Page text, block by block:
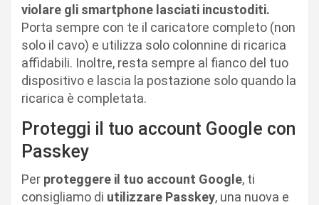
violare gli smartphone lasciati incustoditi.
Porta sempre con te il caricatore completo (non
solo il cavo) e utilizza solo colonnine di ricarica
affidabili. Inoltre, resta sempre al fianco del tuo
dispositivo e lascia la postazione solo quando la
ricarica è completata.
Proteggi il tuo account Google con
Passkey
Per proteggere il tuo account Google, ti
consigliamo di utilizzare Passkey, una nuova e